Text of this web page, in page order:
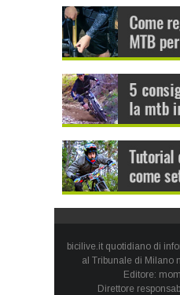
bicilive.it quotidiano di
al Tribunale di Milano
Editore:
Direttore